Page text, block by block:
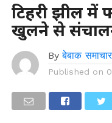
टिहरी झील में
खुलने से
By बेबाक
Published on